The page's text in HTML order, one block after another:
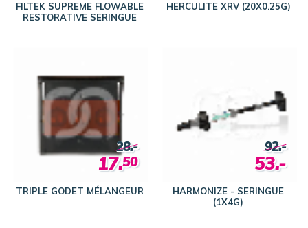
FILTEK SUPREME FLOWABLE
RESTORATIVE SERINGUE
HERCULITE XRV (20X0.25G)
TRIPLE GODET MÉLANGEUR
28.-
17.50
HARMONIZE - SERINGUE
(1X4G)
92.-
53.-